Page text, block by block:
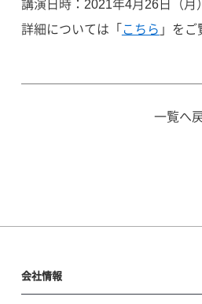
講演日時：2021年4月26日（月
詳細については「 こちら 」をご
一覧へ
会社情報